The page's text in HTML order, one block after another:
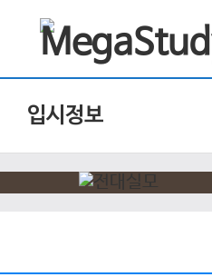
입시정보